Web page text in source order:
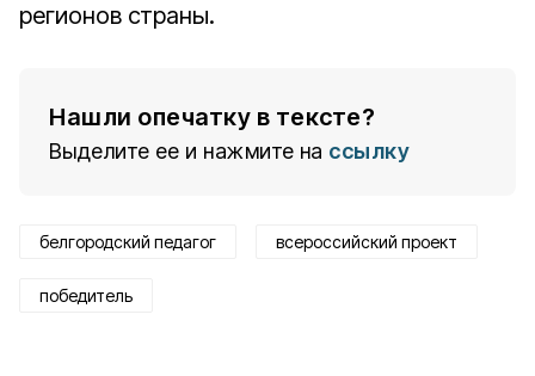
регионов страны.
Нашли опечатку в тексте?
Выделите ее и нажмите на ссылку
белгородский педагог всероссийский проект
победитель